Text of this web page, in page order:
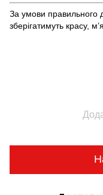
За умови правильного
зберігатимуть красу,